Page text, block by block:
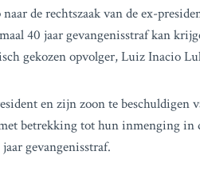
de rechtszaak van de ex-
40 jaar gevangenisstraf kan
gekozen opvolger, Luiz Inacio
en zijn zoon te beschuldigen
betrekking tot hun inmenging in
gevangenisstraf.